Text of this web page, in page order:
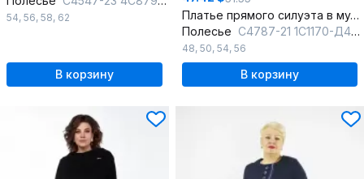
54, 56, 58, 62
В корзину
Платье прямого силуэта в мультиколоре из вязаного трикотажа
Полесье С4787-21 1С1170-Д43 164 антрацит
48, 50, 54, 56
В корзину